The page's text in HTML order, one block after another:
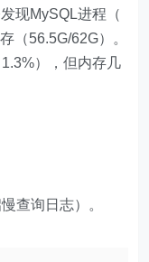
现MySQL进程（
（56.5G/62G）。
），但内存几
查询日志）。